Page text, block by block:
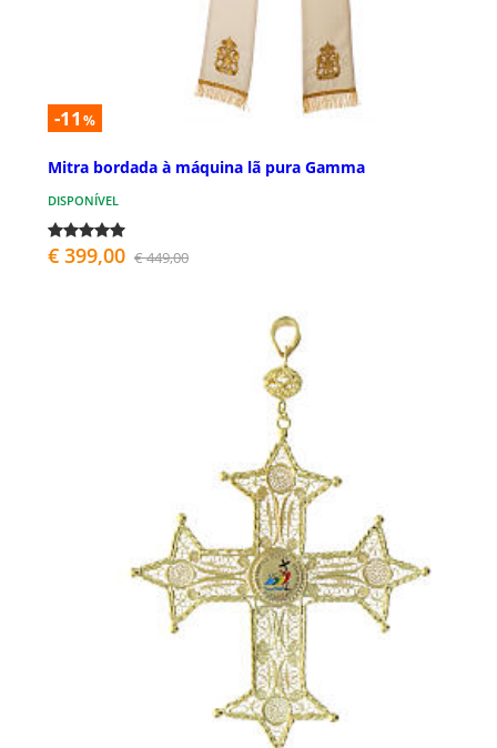
-11 %
Mitra bordada à máquina lã pura Gamma
DISPONÍVEL
€ 399,00 € 449,00